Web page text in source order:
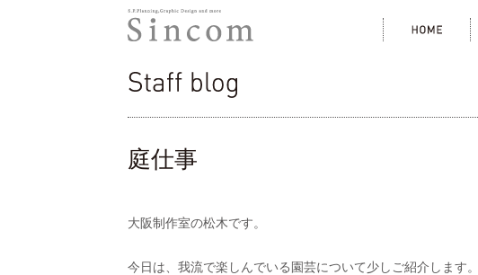
庭仕事
大阪制作室の松木です。
今日は、我流で楽しんでいる園芸について少しご紹介します。